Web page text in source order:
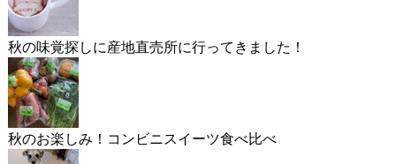
秋の味覚探しに産地直売所に行ってきました！
秋のお楽しみ！コンビニスイーツ食べ比べ